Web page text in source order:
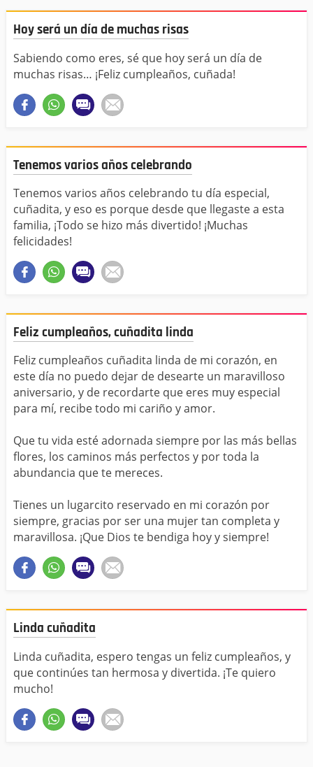
Hoy será un día de muchas risas
Sabiendo como eres, sé que hoy será un día de
muchas risas… ¡Feliz cumpleaños, cuñada!
Tenemos varios años celebrando
Tenemos varios años celebrando tu día especial,
cuñadita, y eso es porque desde que llegaste a esta
familia, ¡Todo se hizo más divertido! ¡Muchas
felicidades!
Feliz cumpleaños, cuñadita linda
Feliz cumpleaños cuñadita linda de mi corazón, en
este día no puedo dejar de desearte un maravilloso
aniversario, y de recordarte que eres muy especial
para mí, recibe todo mi cariño y amor.
Que tu vida esté adornada siempre por las más bellas
flores, los caminos más perfectos y por toda la
abundancia que te mereces.
Tienes un lugarcito reservado en mi corazón por
siempre, gracias por ser una mujer tan completa y
maravillosa. ¡Que Dios te bendiga hoy y siempre!
Linda cuñadita
Linda cuñadita, espero tengas un feliz cumpleaños, y
que continúes tan hermosa y divertida. ¡Te quiero
mucho!